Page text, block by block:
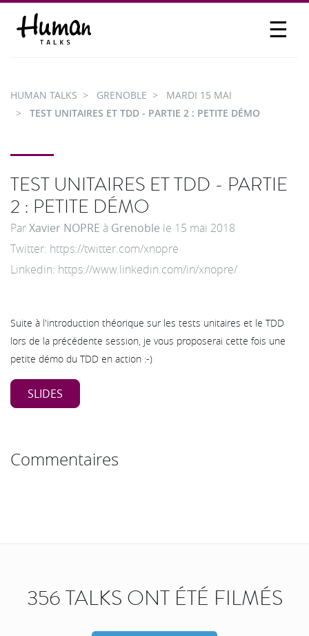
☰
PARTICIPER
HUMAN TALKS GRENOBLE
MARDI 15 MAI
TEST UNITAIRES ET TDD - PARTIE 2 : PETITE DÉMO
TEST UNITAIRES ET TDD - PARTIE
2 : PETITE DÉMO
ParXavier NOPRE à Grenoble le 15 mai 2018
Twitter: https://twitter.com/xnopre
Linkedin: https://www.linkedin.com/in/xnopre/
Suite à l'introduction théorique sur les tests unitaires et le TDD
lors de la précédente session, je vous proposerai cette fois une
petite démo du TDD en action :-)
SLIDES
Commentaires
356 TALKS ONT ÉTÉ FILMÉS